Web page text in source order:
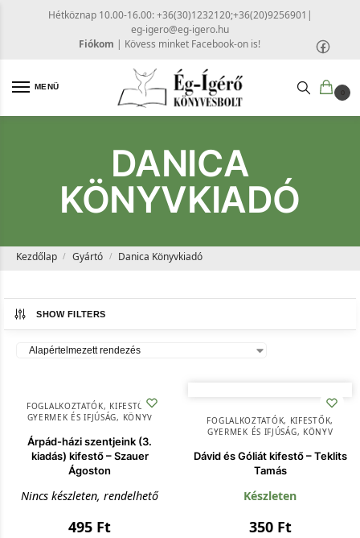
Hétköznap 10.00-16.00: +36(30)1232120;+36(20)9256901 |
eg-igero@eg-igero.hu
Fiókom | Kövess minket Facebook-on is!
MENÜ
0
DANICA
KÖNYVKIADÓ
Kezdőlap / Gyártó / Danica Könyvkiadó
SHOW FILTERS
FOGLALKOZTATÓK, KIFESTŐK,
GYERMEK ÉS IFJÚSÁG, KÖNYV
Árpád-házi szentjeink (3.
kiadás) kifestő – Szauer
Ágoston
Nincs készleten, rendelhető
495 Ft
FOGLALKOZTATÓK, KIFESTŐK,
GYERMEK ÉS IFJÚSÁG, KÖNYV
Dávid és Góliát kifestő – Teklits
Tamás
Készleten
350 Ft